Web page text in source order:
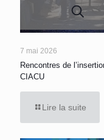
7 mai 2026
Rencontres de
CIACU
Lire la suite